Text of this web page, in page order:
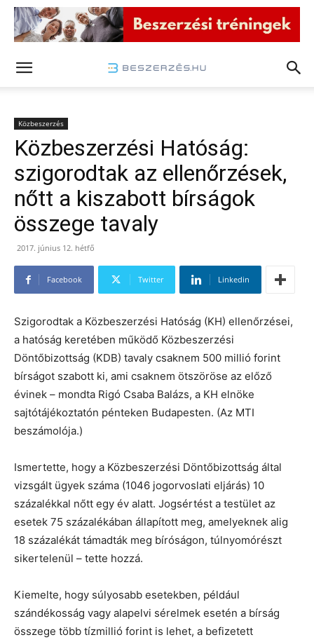
Közbeszerzés
Közbeszerzési Hatóság:
szigorodtak az ellenőrzések,
nőtt a kiszabott bírságok
összege tavaly
2017. június 12. hétfő
Facebook Twitter Linkedin
Szigorodtak a Közbeszerzési Hatóság (KH) ellenőrzései,
a hatóság keretében működő Közbeszerzési
Döntőbizottság (KDB) tavaly csaknem 500 millió forint
bírságot szabott ki, ami csaknem ötszöröse az előző
évinek – mondta Rigó Csaba Balázs, a KH elnöke
sajtótájékoztatón pénteken Budapesten. (Az MTI
beszámolója.)
Ismertette, hogy a Közbeszerzési Döntőbizottság által
vizsgált ügyek száma (1046 jogorvoslati eljárás) 10
százalékkal nőtt egy év alatt. Jogsértést a testület az
esetek 75 százalékában állapított meg, amelyeknek alig
18 százalékát támadták meg bíróságon, túlnyomórészt
sikertelenül – tette hozzá.
Kiemelte, hogy súlyosabb esetekben, például
szándékosság vagy alapelvi sérelmek esetén a bírság
összege több tízmillió forint is lehet, a befizetett